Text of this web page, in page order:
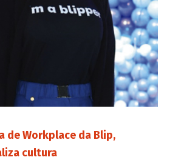
de Workplace da Blip,
cultura